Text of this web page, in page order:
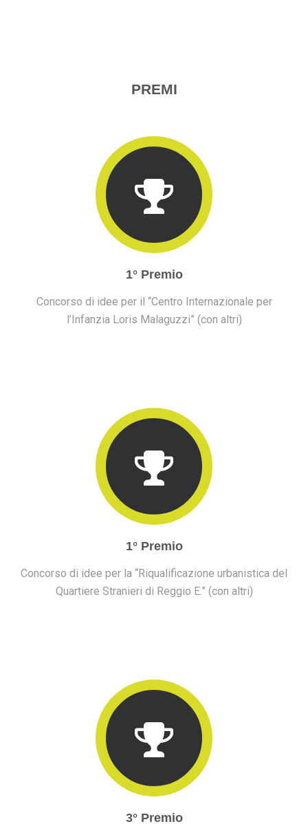
PREMI
1° Premio
Concorso di idee per il “Centro Internazionale per
l’Infanzia Loris Malaguzzi” (con altri)
1° Premio
Concorso di idee per la “Riqualificazione urbanistica del
Quartiere Stranieri di Reggio E.” (con altri)
3° Premio